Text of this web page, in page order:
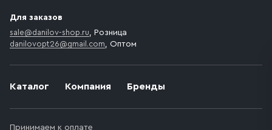
Каталог Компания Бренды
Принимаем к оплате
Для заказов
sale@danilov-shop.ru, Розница
danilovopt26@gmail.com, Оптом